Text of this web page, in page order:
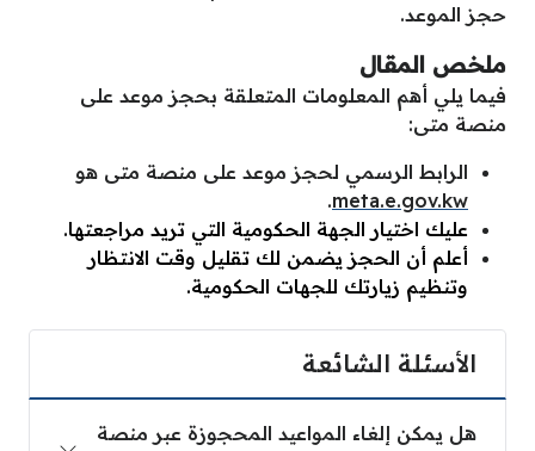
حجز الموعد.
ملخص المقال
فيما يلي أهم المعلومات المتعلقة بحجز موعد على
منصة متى:
الرابط الرسمي لحجز موعد على منصة متى هو
meta.e.gov.kw
.
عليك اختيار الجهة الحكومية التي تريد مراجعتها.
أعلم أن الحجز يضمن لك تقليل وقت الانتظار
وتنظيم زيارتك للجهات الحكومية.
الأسئلة الشائعة
هل يمكن إلغاء المواعيد المحجوزة عبر منصة